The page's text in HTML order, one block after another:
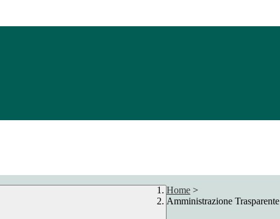
Home >
Amministrazione Trasparente